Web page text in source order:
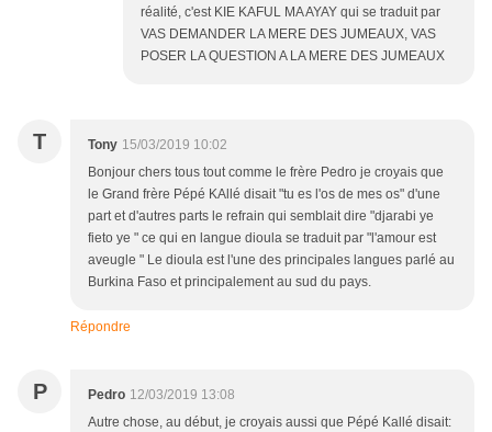
réalité, c'est KIE KAFUL MA AYAY qui se traduit par
VAS DEMANDER LA MERE DES JUMEAUX, VAS
POSER LA QUESTION A LA MERE DES JUMEAUX
T Tony 15/03/2019 10:02
Bonjour chers tous tout comme le frère Pedro je croyais que
le Grand frère Pépé KAllé disait "tu es l'os de mes os" d'une
part et d'autres parts le refrain qui semblait dire "djarabi ye
fieto ye " ce qui en langue dioula se traduit par "l'amour est
aveugle " Le dioula est l'une des principales langues parlé au
Burkina Faso et principalement au sud du pays.
Répondre
P Pedro 12/03/2019 13:08
Autre chose, au début, je croyais aussi que Pépé Kallé disait: